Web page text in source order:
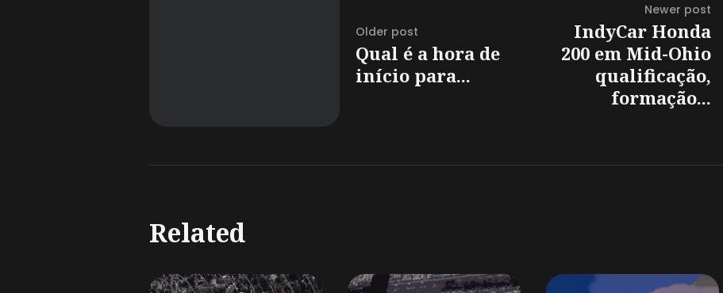
Older post
Qual é a hora de
início para...
Newer post
IndyCar Honda
200 em Mid-Ohio
qualificação,
formação...
Related